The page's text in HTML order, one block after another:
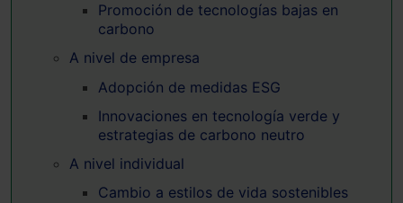
Promoción de tecnologías bajas en
carbono
A nivel de empresa
Adopción de medidas ESG
Innovaciones en tecnología verde y
estrategias de carbono neutro
A nivel individual
Cambio a estilos de vida sostenibles